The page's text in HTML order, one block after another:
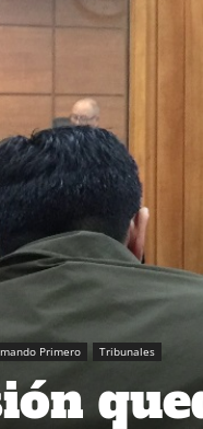
Primero Tribunales